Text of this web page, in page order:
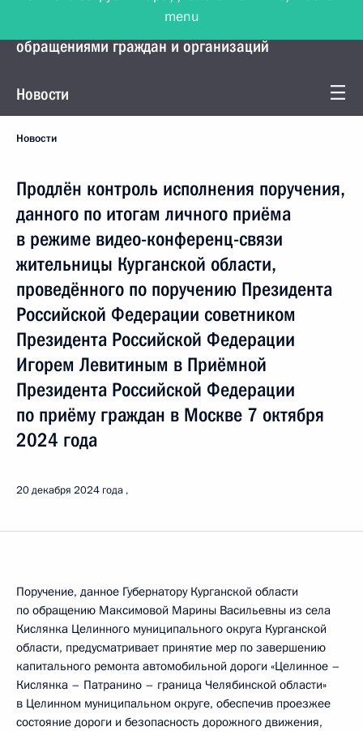
Управление Президента по работе с
обращениями граждан и организаций
Новости
Новости
Продлён контроль исполнения поручения,
данного по итогам личного приёма
в режиме видео-конференц-связи
жительницы Курганской области,
проведённого по поручению Президента
Российской Федерации советником
Президента Российской Федерации
Игорем Левитиным в Приёмной
Президента Российской Федерации
по приёму граждан в Москве 7 октября
2024 года
20 декабря 2024 года
Поручение, данное Губернатору Курганской области
по обращению Максимовой Марины Васильевны из села
Кислянка Целинного муниципального округа Курганской
области, предусматривает принятие мер по завершению
капитального ремонта автомобильной дороги «Целинное –
Кислянка – Патранино – граница Челябинской области»
в Целинном муниципальном округе, обеспечив проезжее
состояние дороги и безопасность дорожного движения,
menu